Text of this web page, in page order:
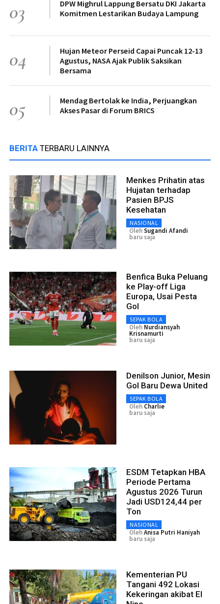
03
DPW Mighrul Lappung Bersatu DKI Jakarta
Komitmen Lestarikan Budaya Lampung
04
Hujan Meteor Perseid Capai Puncak 12-13
Agustus, NASA Ajak Publik Saksikan
Bersama
05
Mendag Bertolak ke India, Perjuangkan
Akses Pasar di Forum BRICS
BERITA TERBARU LAINNYA
Menkes Prihatin atas
Hujatan terhadap
Pasien BPJS
Kesehatan
NASIONAL
OlehSugandi Afandi
baru saja
Benfica Buka Peluang
ke Play-off Liga
Europa, Usai Pesta
Gol
SEPAK BOLA
Oleh Nurdiansyah
Krisnamurti
baru saja
Denilson Junior, Mesin
Gol Baru Dewa United
SEPAK BOLA
Oleh Charlie
baru saja
ESDM Tetapkan HBA
Periode Pertama
Agustus 2026 Turun
Jadi USD124,44 per
Ton
NASIONAL
OlehAnisa Putri Haniyah
baru saja
Kementerian PU
Tangani 492 Lokasi
Kekeringan akibat El